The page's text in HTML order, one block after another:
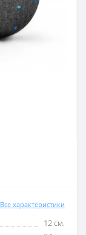
Все характеристики
12 см.